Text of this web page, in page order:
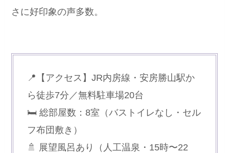
さに好印象の声多数。
📍【アクセス】JR内房線・安房勝山駅か
ら徒歩7分／無料駐車場20台
🛏 総部屋数：8室（バストイレなし・セル
フ布団敷き）
🚿 展望風呂あり（人工温泉・15時〜22